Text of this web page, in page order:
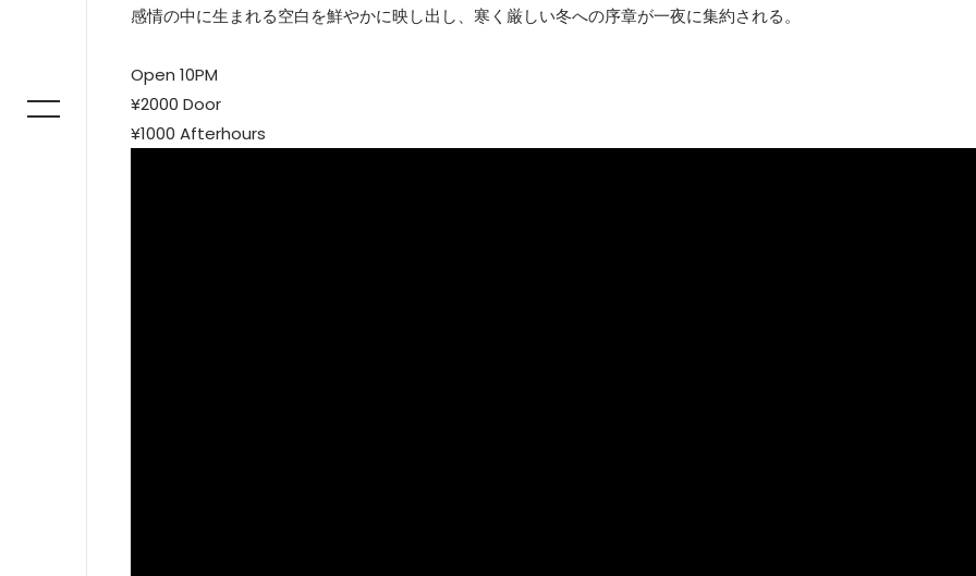
感情の中に生まれる空白を鮮やかに映し出し、寒く厳しい冬への序章が一夜に集約される。
Open 10PM
¥2000 Door
¥1000 Afterhours